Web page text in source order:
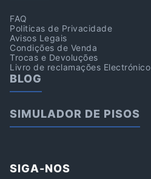
FAQ
Politicas de Privacidade
Avisos Legais
Condições de Venda
Trocas e Devoluções
Livro de reclamações Electrónico
BLOG
SIMULADOR DE PISOS
SIGA-NOS